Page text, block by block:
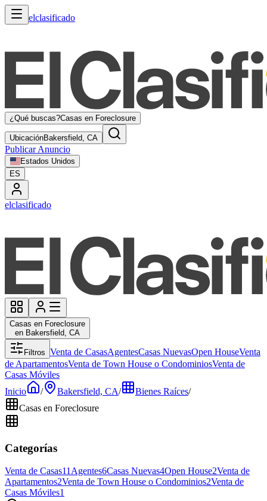
elclasificado
¿Qué buscas?Casas en Foreclosure
UbicaciónBakersfield, CA
Publicar Anuncio
Estados Unidos
ES
elclasificado
Casas en Foreclosure
en Bakersfield, CA
Filtros Venta de CasasAgentesCasas NuevasOpen HouseVenta
de ApartamentosVenta de Town House o CondominiosVenta de
Casas Móviles
Inicio
/ Bakersfield, CA/ Bienes Raíces/
Casas en Foreclosure
Categorías
Venta de Casas11Agentes6Casas Nuevas4Open House2Venta de
Apartamentos2Venta de Town House o Condominios2Venta de
Casas Móviles1